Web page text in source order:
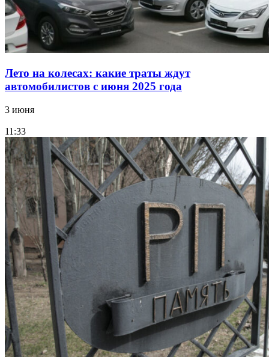
Лето на колесах: какие траты ждут
автомобилистов с июня 2025 года
3 июня
11:33